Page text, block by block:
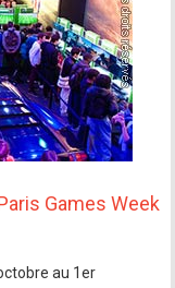
Games Week
au 1er